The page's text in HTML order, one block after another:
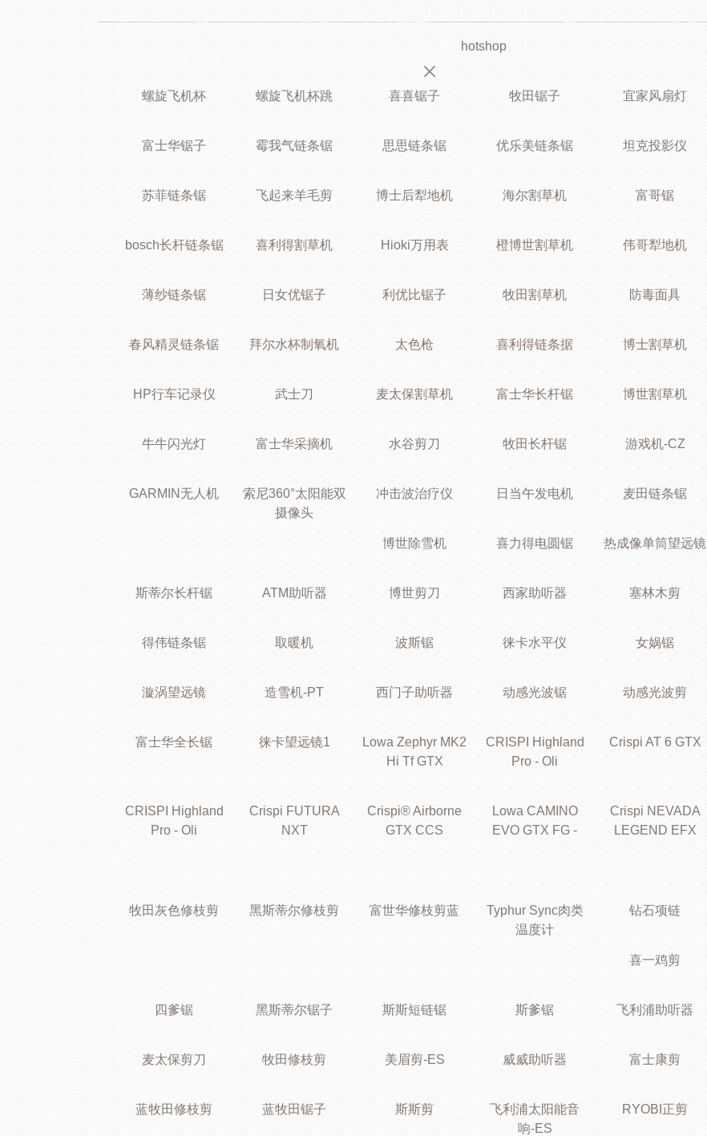
hotshop
螺旋飞机杯 螺旋飞机杯跳 喜喜锯子 牧田锯子 宜家风扇灯
富士华锯子 霉我气链条锯 思思链条锯 优乐美链条锯 坦克投影仪
苏菲链条锯 飞起来羊毛剪 博士后犁地机 海尔割草机 富哥锯
bosch长杆链条锯 喜利得割草机 Hioki万用表 橙博世割草机 伟哥犁地机
薄纱链条锯 日女优锯子 利优比锯子 牧田割草机 防毒面具
春风精灵链条锯 拜尔水杯制氧机 太色枪 喜利得链条据 博士割草机
HP行车记录仪 武士刀 麦太保割草机 富士华长杆锯 博世割草机
牛牛闪光灯 富士华采摘机 水谷剪刀 牧田长杆锯 游戏机-CZ
GARMIN无人机
索尼360°太阳能双
摄像头
冲击波治疗仪 日当午发电机 麦田链条锯
博世除雪机 喜力得电圆锯 热成像单筒望远镜
斯蒂尔长杆锯 ATM助听器 博世剪刀 西家助听器 塞林木剪
得伟链条锯 取暖机 波斯锯 徕卡水平仪 女娲锯
漩涡望远镜 造雪机-PT 西门子助听器 动感光波锯 动感光波剪
富士华全长锯 徕卡望远镜1
Lowa Zephyr MK2
Hi Tf GTX
CRISPI Highland
Pro - Oli
Crispi AT 6 GTX
CRISPI Highland
Pro - Oli
Crispi FUTURA
NXT
Crispi® Airborne
GTX CCS
Lowa CAMINO
EVO GTX FG -
Crispi NEVADA
LEGEND EFX
牧田灰色修枝剪 黑斯蒂尔修枝剪 富世华修枝剪蓝
Typhur Sync肉类
温度计
钻石项链
喜一鸡剪
四爹锯 黑斯蒂尔锯子 斯斯短链锯 斯爹锯 飞利浦助听器
麦太保剪刀 牧田修枝剪 美眉剪-ES 威威助听器 富士康剪
蓝牧田修枝剪 蓝牧田锯子 斯斯剪
飞利浦太阳能音
响-ES
RYOBI正剪